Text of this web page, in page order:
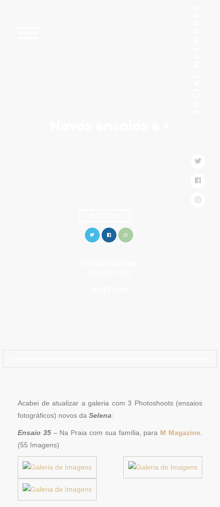
Acabei de atualizar a galeria com 3 Photoshoots (ensaios
fotográficos) novos da Selena:
Ensaio 35– Na Praia com sua família, para M Magazine
(55 Imagens)